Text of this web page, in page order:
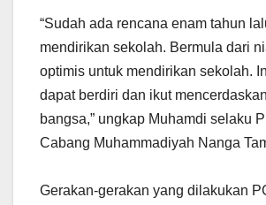
“Sudah ada rencana enam tahun
mendirikan sekolah. Bermula dari
optimis untuk mendirikan sekolah.
dapat berdiri dan ikut
bangsa,” ungkap Muhamdi selaku
Cabang Muhammadiyah Nanga
Gerakan-gerakan yang dilakukan